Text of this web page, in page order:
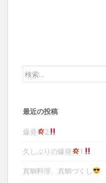
検索:
最近の投稿
爆発 2
久しぶりの爆発 1
真鯛料理、真鯛づくし